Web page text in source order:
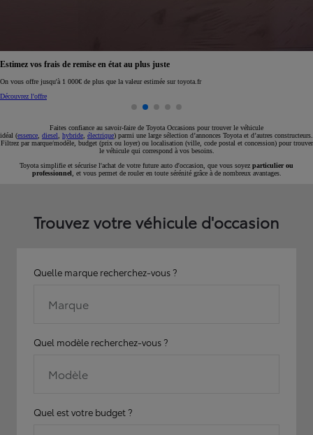
Réservez en ligne votre occasion pour 1€ seulement
Réservez en ligne
Faites confiance au savoir-faire de Toyota Occasions pour trouver le véhicule
idéal (essence diesel hybride électrique) parmi une large sélection d’annonces Toyota et d’autres constructeurs.
Filtrez par marque/modèle, budget (prix ou loyer) ou localisation (ville, code postal et concession) pour trouver
le véhicule qui correspond à vos besoins.
Toyota simplifie et sécurise l'achat de votre future auto d'occasion, que vous soyez particulier ou
professionnel , et vous permet de rouler en toute sérénité grâce à de nombreux avantages.
Trouvez votre véhicule d'occasion
Quelle marque recherchez-vous ?
Marque
Quel modèle recherchez-vous ?
Modèle
Quel est votre budget ?